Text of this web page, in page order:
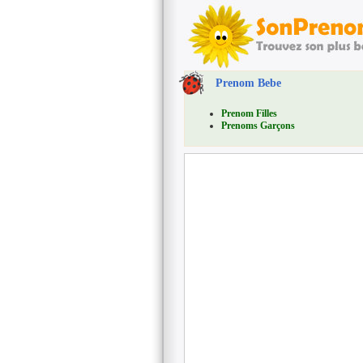
Prenom Bebe
Prenom Filles
Prenoms Garçons